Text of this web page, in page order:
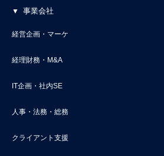
事業会社
経営企画・マーケ
経理財務・M&A
IT企画・社内SE
人事・法務・総務
クライアント支援